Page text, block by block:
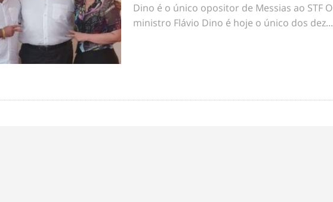
Dino é o único opositor de Messias ao STF O
ministro Flávio Dino é hoje o único dos dez...